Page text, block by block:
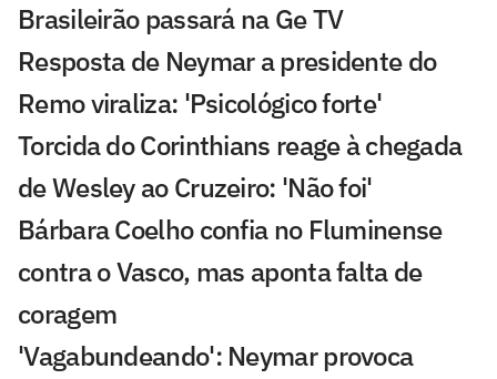
Brasileirão passará na Ge TV
Resposta de Neymar a presidente do
Remo viraliza: 'Psicológico forte'
Torcida do Corinthians reage à chegada
de Wesley ao Cruzeiro: 'Não foi'
Bárbara Coelho confia no Fluminense
contra o Vasco, mas aponta falta de
coragem
'Vagabundeando': Neymar provoca